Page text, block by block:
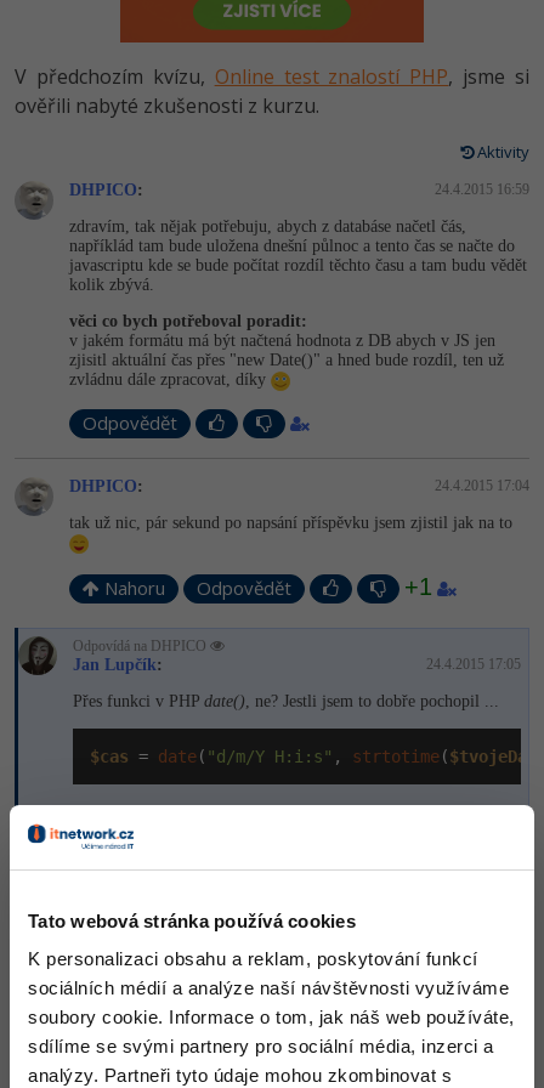
Tato webová stránka používá cookies
K personalizaci obsahu a reklam, poskytování funkcí
sociálních médií a analýze naší návštěvnosti využíváme
soubory cookie. Informace o tom, jak náš web používáte,
sdílíme se svými partnery pro sociální média, inzerci a
analýzy. Partneři tyto údaje mohou zkombinovat s
HTML5, CSS3, Bootstrap, SEO
SQL a databáze
UML a návrhové vzory
React
Spring
ASP.NET MVC
Django
PHP
JavaScript
HTML / CSS
UML a návrhové vzory
MySQL/MariaDB
MS-SQL
Vývojář mobilních aplikací
Specialista na AI a bigdata
Webdesigner
Tester
Systémový administrátor
Grafik / UX/UI návrhář
3D grafik
Databázový analytik
Copywriter
WordPress specialista
SEO specialista
-80%
JavaScript -80%
C++
Swift -80%
C -80%
VB.NET
SQL
Návrh SW -80%
Algoritmy -41%
Umělá inteligence (AI)
Pro děti
Více
Testování softwaru
Datová analýza
Digitální gramotnost
Kurzy designu
HTML/CSS -80%
Photoshop -80%
Příběhy absolventů
Blog
V předchozím kvízu, Online test znalostí PHP, jsme si
ověřili nabyté zkušenosti z kurzu.
Aktivity
DHPICO: 24.4.2015 16:59
zdravím, tak nějak potřebuju, abych z databáse načetl čás,
napříklád tam bude uložena dnešní půlnoc a tento čas se načte do
javascriptu kde se bude počítat rozdíl těchto času a tam budu vědět
kolik zbývá.
věci co bych potřeboval poradit:
v jakém formátu má být načtená hodnota z DB abych v JS jen
zjisitl aktuální čas přes "new Date()" a hned bude rozdíl, ten už
zvládnu dále zpracovat, díky
Odpovědět
DHPICO: 24.4.2015 17:04
tak už nic, pár sekund po napsání příspěvku jsem zjistil jak na to
Nahoru Odpovědět +1
Odpovídá na DHPICO
Jan Lupčík: 24.4.2015 17:05
Přes funkci v PHP date() , ne? Jestli jsem to dobře pochopil ...
$cas = date( "d/m/Y H:i:s" , strtotime(
Editováno
Nahoru Odpovědět
Odpovídá na Jan Lupčík
přesně tak